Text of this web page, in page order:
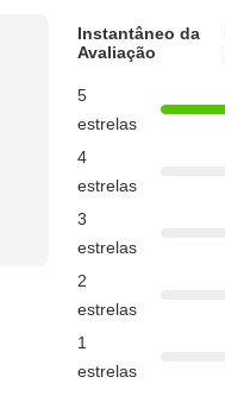
Instantâneo da
Avaliação
5
estrelas
4
estrelas
3
estrelas
2
estrelas
1
estrelas